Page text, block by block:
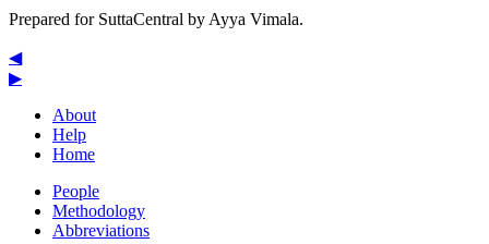
Prepared for SuttaCentral by Ayya Vimala.
◀
▶
About
Help
Home
People
Methodology
Abbreviations